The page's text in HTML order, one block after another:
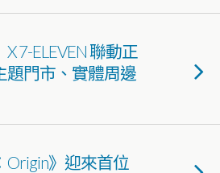
X 7-ELEVEN 聯動正
題門市、實體周邊
Origin》迎來首位